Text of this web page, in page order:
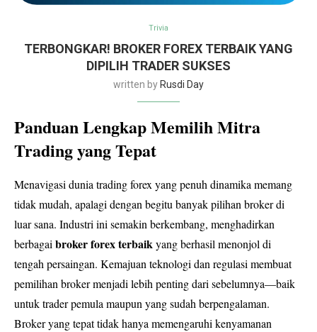
Trivia
TERBONGKAR! BROKER FOREX TERBAIK YANG
DIPILIH TRADER SUKSES
written by Rusdi Day
Panduan Lengkap Memilih Mitra
Trading yang Tepat
Menavigasi dunia trading forex yang penuh dinamika memang
tidak mudah, apalagi dengan begitu banyak pilihan broker di
luar sana. Industri ini semakin berkembang, menghadirkan
berbagai broker forex terbaikyang berhasil menonjol di
tengah persaingan. Kemajuan teknologi dan regulasi membuat
pemilihan broker menjadi lebih penting dari sebelumnya—baik
untuk trader pemula maupun yang sudah berpengalaman.
Broker yang tepat tidak hanya memengaruhi kenyamanan